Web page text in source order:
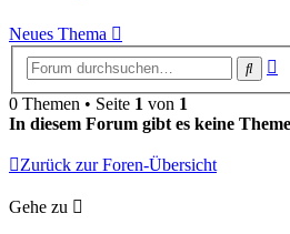
Neues Thema
Suche
0 Themen • Seite 1 von 1
In diesem Forum gibt es keine
Zurück zur Foren-Übersicht
Gehe zu